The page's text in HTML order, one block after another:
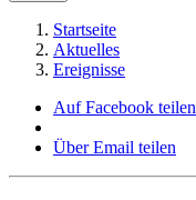
Startseite
Aktuelles
Ereignisse
Auf Facebook teilen
Über Email teilen